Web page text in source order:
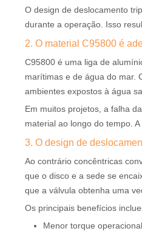
O design de deslocamento
durante a operação. Isso
2. O material C95800 é
C95800 é uma liga de
marítimas e de água do mar.
ambientes expostos à água
Em muitos projetos, a falha
material ao longo do tempo.
3. O design de
Ao contrário concêntricas
que o disco e a sede se
que a válvula obtenha uma
Os principais benefícios
Menor torque operacional